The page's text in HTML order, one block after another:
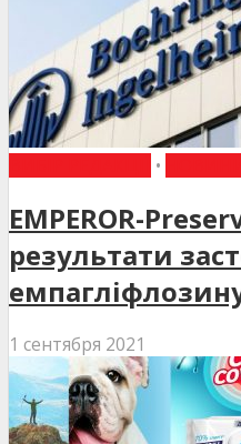
•
EMPEROR-
результати
1 сентября 2021